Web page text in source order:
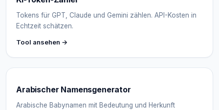
Tokens für GPT, Claude und Gemini zählen. API-Kosten in
Echtzeit schätzen.
Tool ansehen →
Arabischer Namensgenerator
Arabische Babynamen mit Bedeutung und Herkunft